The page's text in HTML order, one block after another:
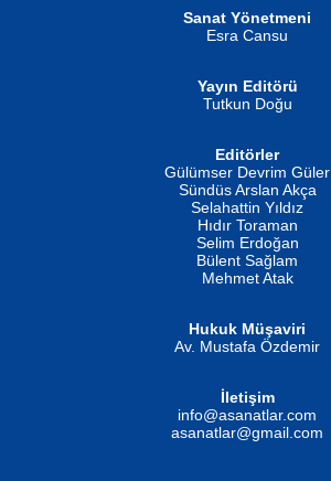
İSMAİL OKUTAN
Erkeklerin Kahrolması Ne Demektir
Evvel Zaman Tanrıçası...
Sanat Yönetmeni
Esra Cansu
Yayın Editörü
Tutkun Doğu
Editörler
Gülümser Devrim Güler
Sündüs Arslan Akça
Selahattin Yıldız
Hıdır Toraman
Selim Erdoğan
Bülent Sağlam
Mehmet Atak
Hukuk Müşaviri
Av. Mustafa Özdemir
İletişim
info@asanatlar.com
asanatlar@gmail.com